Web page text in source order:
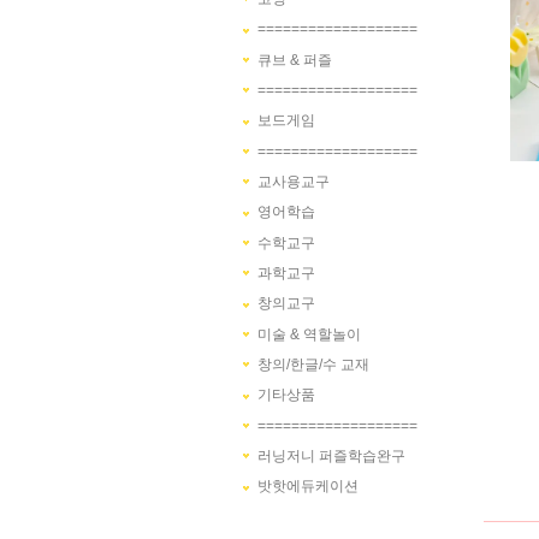
===================
큐브 & 퍼즐
===================
보드게임
===================
교사용교구
영어학습
수학교구
과학교구
창의교구
미술 & 역할놀이
창의/한글/수 교재
기타상품
===================
러닝저니 퍼즐학습완구
밧핫에듀케이션